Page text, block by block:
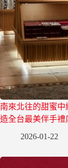
南來北往的甜蜜
造全台最美伴手禮
2026-01-22